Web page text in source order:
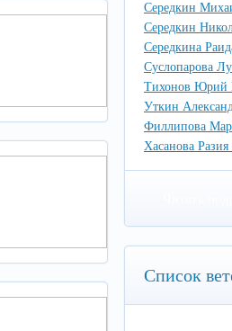
Середкин
Середкин
Середкина
Суслопарова
Тихонов Юрий
Уткин
Филлипова
Хасанова
Список